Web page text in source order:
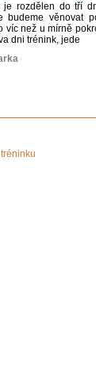
rozdělen do tří
budeme věnovat
víc než u mírně
dni trénink, jede